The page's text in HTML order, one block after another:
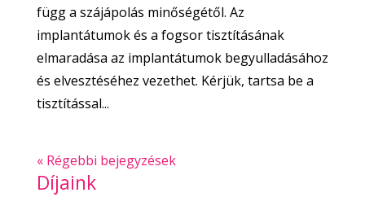
függ a szájápolás minőségétől. Az
implantátumok és a fogsor tisztításának
elmaradása az implantátumok begyulladásához
és elvesztéséhez vezethet. Kérjük, tartsa be a
tisztítással...
« Régebbi bejegyzések
Díjaink